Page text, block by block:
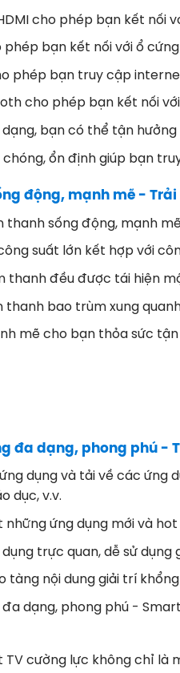
cho phép bạn kết nối
phép bạn kết nối với ổ cứng
phép bạn truy cập
cho phép bạn kết nối
dạng, bạn có thể tận
chóng, ổn định giúp bạn
động, mạnh mẽ -
thanh sống động, mạnh
suất lớn kết hợp với
thanh đều được tái hiện
thanh bao trùm xung
mẽ cho bạn thỏa sức
đa dạng, phong phú -
dụng và tải về các ứng
dục, v.v.
những ứng dụng mới và
dụng trực quan, dễ sử
tàng nội dung giải trí
đa dạng, phong phú -
TV cường lực không chỉ